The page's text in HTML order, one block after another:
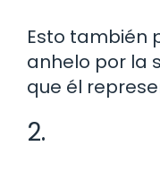
Esto también
anhelo por la
que él
2.